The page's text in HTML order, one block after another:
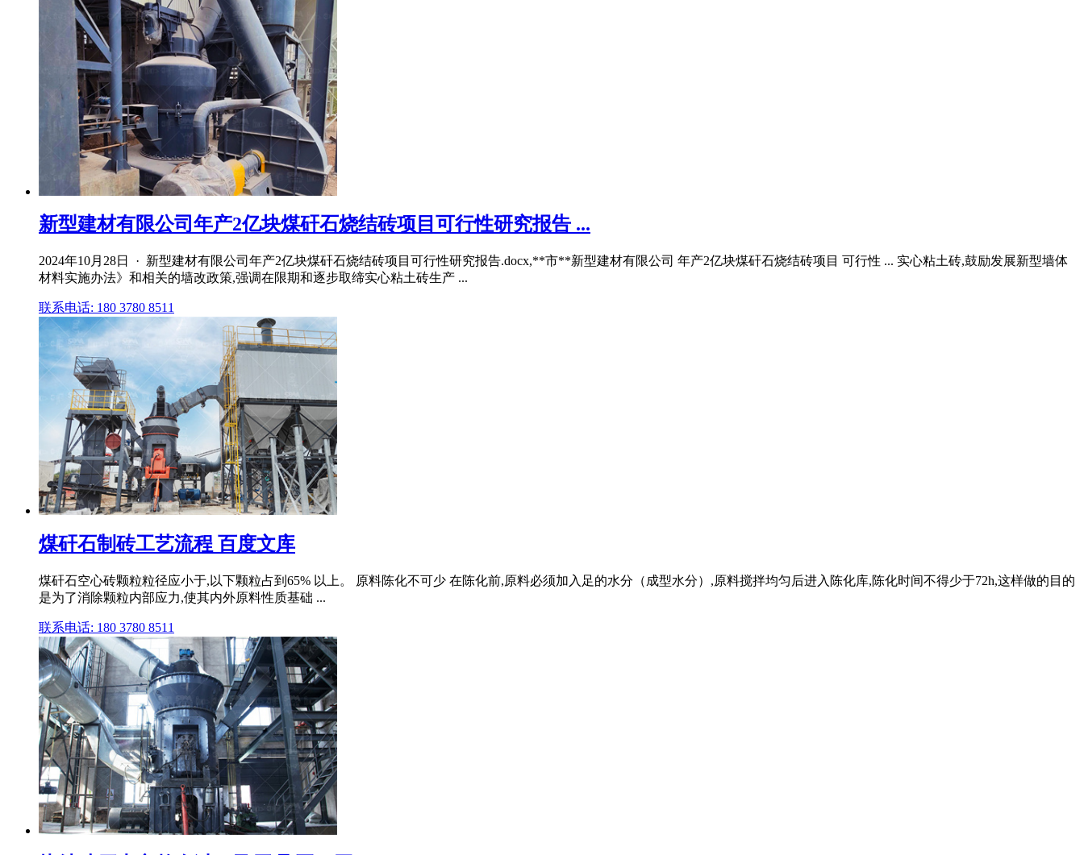
新型建材有限公司年产2亿块煤矸石烧结砖项目可行性研究报告 ...
2024年10月28日 · 新型建材有限公司年产2亿块煤矸石烧结砖项目可行性研究报告.docx,**市**新型建材有限公司 年产2亿块煤矸石烧结砖项目 可行性 ... 实心粘土砖,鼓励发展新型墙体
材料实施办法》和相关的墙改政策,强调在限期和逐步取缔实心粘土砖生产 ...
联系电话: 180 3780 8511
煤矸石制砖工艺流程 百度文库
煤矸石空心砖颗粒粒径应小于,以下颗粒占到65% 以上。 原料陈化不可少 在陈化前,原料必须加入足的水分（成型水分）,原料搅拌均匀后进入陈化库,陈化时间不得少于72h,这样做的目的
是为了消除颗粒内部应力,使其内外原料性质基础 ...
联系电话: 180 3780 8511